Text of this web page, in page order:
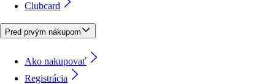
Clubcard
Pred prvým nákupom
Ako nakupovať
Registrácia